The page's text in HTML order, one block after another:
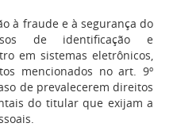
à fraude e à segurança do
de identificação e
em sistemas eletrônicos,
mencionados no art. 9º
de prevalecerem direitos
do titular que exijam a